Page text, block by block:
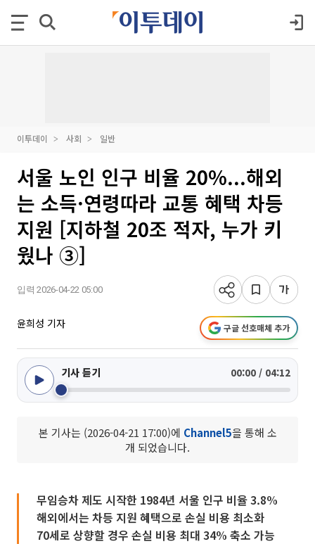
이투데이 사회 일반
서울 노인 인구 비율 20%...해외
는 소득·연령따라 교통 혜택 차등
지원 [지하철 20조 적자, 누가 키
웠나 ③]
입력 2026-04-22 05:00
윤희성 기자 구글 선호매체 추가
기사 듣기 00:00 / 04:12
본 기사는 (2026-04-21 17:00)에 Channel5을 통해 소
개 되었습니다.
무임승차 제도 시작한 1984년 서울 인구 비율 3.8%
해외에서는 차등 지원 혜택으로 손실 비용 최소화
70세로 상향할 경우 손실 비용 최대 34% 축소 가능